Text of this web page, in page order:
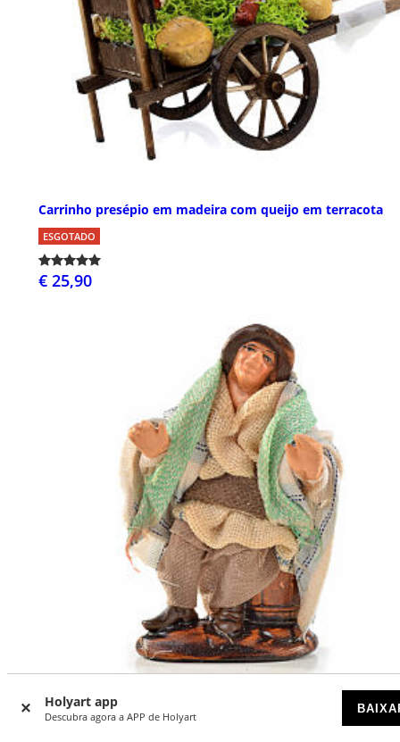
Holyart app
Descubra agora a APP de Holyart
Carrinho presépio em madeira com queijo em terracota
ESGOTADO
€ 25,90
Homem sentado 6 cm presépio Nápoles estilo árabe